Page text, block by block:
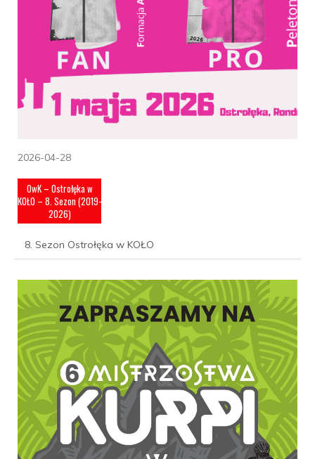
2026-04-28
OwK – Ostrołęka w
KOŁO – 8. Sezon (2019-
2026)
8. Sezon Ostrołęka w KOŁO